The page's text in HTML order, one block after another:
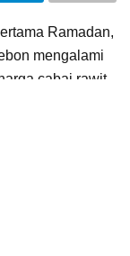
Ramadan,
mengalami
cabai rawit